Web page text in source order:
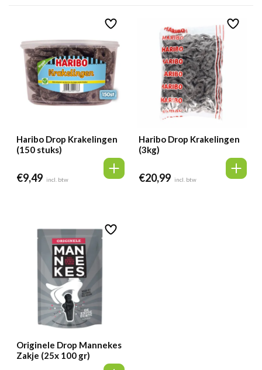
Haribo Drop Krakelingen
(150 stuks)
€9,49 incl. btw
Haribo Drop Krakelingen
(3kg)
€20,99 incl. btw
Originele Drop Mannekes
Zakje (25x 100 gr)